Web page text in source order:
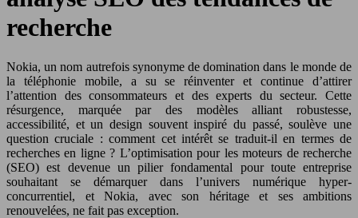
recherche
Nokia, un nom autrefois synonyme de domination dans le monde de
la téléphonie mobile, a su se réinventer et continue d’attirer
l’attention des consommateurs et des experts du secteur. Cette
résurgence, marquée par des modèles alliant robustesse,
accessibilité, et un design souvent inspiré du passé, soulève une
question cruciale : comment cet intérêt se traduit-il en termes de
recherches en ligne ? L’optimisation pour les moteurs de recherche
(SEO) est devenue un pilier fondamental pour toute entreprise
souhaitant se démarquer dans l’univers numérique hyper-
concurrentiel, et Nokia, avec son héritage et ses ambitions
renouvelées, ne fait pas exception.